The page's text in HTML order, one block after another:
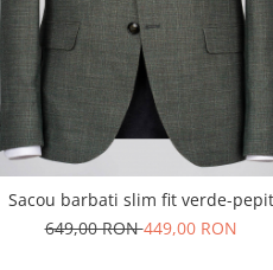
Sacou barbati slim fit verde-pepit
649,00 RON449,00 RON